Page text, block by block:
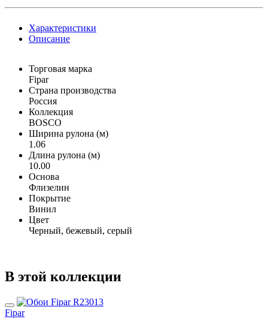
Характеристики
Описание
Торговая марка
Fipar
Страна производства
Россия
Коллекция
BOSCO
Ширина рулона (м)
1.06
Длина рулона (м)
10.00
Основа
Флизелин
Покрытие
Винил
Цвет
Черный, бежевый, серый
В этой коллекции
Fipar